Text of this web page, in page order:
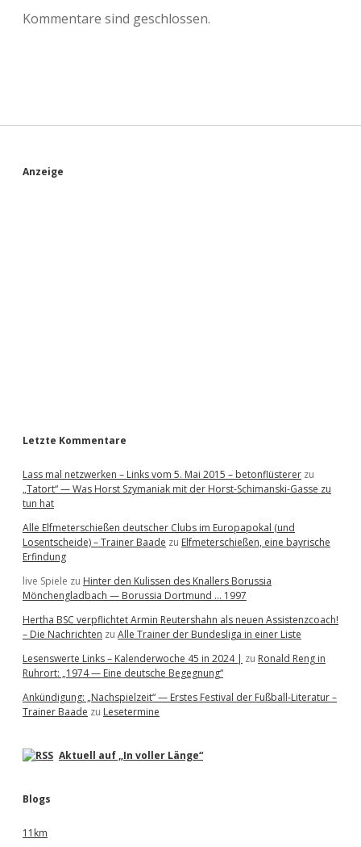
Kommentare sind geschlossen.
S
Anzeige
Letzte Kommentare
Lass mal netzwerken – Links vom 5. Mai 2015 – betonflüsterer zu
„Tatort“ — Was Horst Szymaniak mit der Horst-Schimanski-Gasse zu
tun hat
Alle Elfmeterschießen deutscher Clubs im Europapokal (und
Losentscheide) – Trainer Baade zu Elfmeterschießen, eine bayrische
Erfindung
live Spiele zu Hinter den Kulissen des Knallers Borussia
Mönchengladbach — Borussia Dortmund … 1997
Hertha BSC verpflichtet Armin Reutershahn als neuen Assistenzcoach!
– Die Nachrichten zu Alle Trainer der Bundesliga in einer Liste
Lesenswerte Links – Kalenderwoche 45 in 2024 | zu Ronald Reng in
Ruhrort: „1974 — Eine deutsche Begegnung“
Ankündigung: „Nachspielzeit“ — Erstes Festival der Fußball-Literatur –
Trainer Baade zu Lesetermine
Aktuell auf „In voller Länge“
Blogs
11km